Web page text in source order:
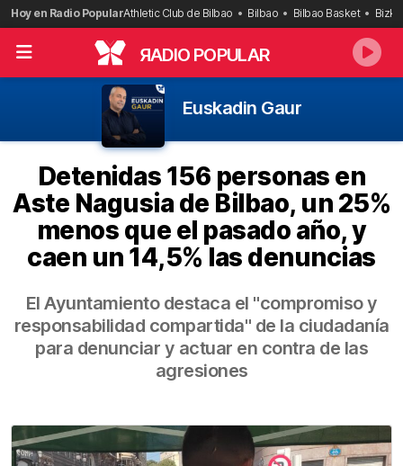
Saltar
al
contenido
Hoy en Radio PopularAthletic Club de Bilbao Bilbao Bilbao Basket
RADIO POPULAR
Euskadin Gaur
Detenidas 156 personas en
Aste Nagusia de Bilbao, un 25%
menos que el pasado año, y
caen un 14,5% las denuncias
El Ayuntamiento destaca el "compromiso y
responsabilidad compartida" de la ciudadanía
para denunciar y actuar en contra de las
agresiones